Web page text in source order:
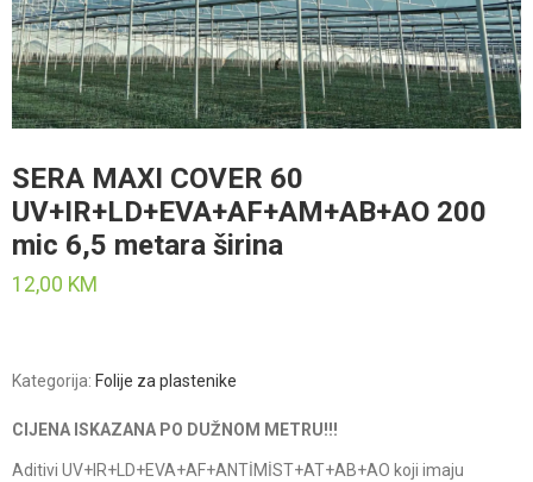
SERA MAXI COVER 60
UV+IR+LD+EVA+AF+AM+AB+AO 200
mic 6,5 metara širina
12,00 KM
Kategorija: Folije za plastenike
CIJENA ISKAZANA PO DUŽNOM METRU!!!
Aditivi UV+IR+LD+EVA+AF+ANTİMİST+AT+AB+AO koji imaju